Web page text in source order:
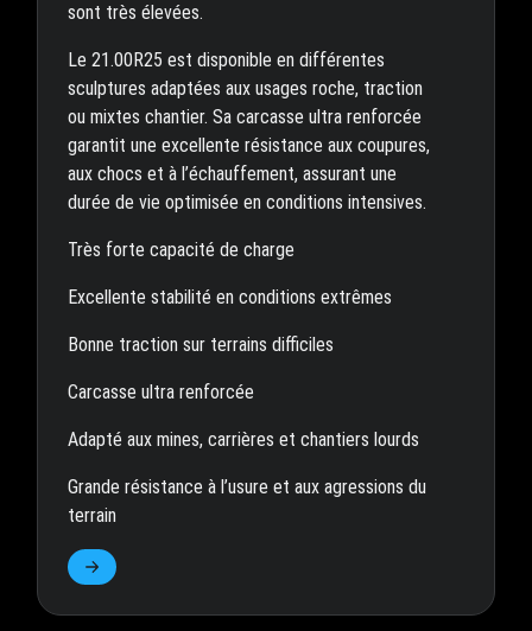
sont très élevées.
Le 21.00R25 est disponible en différentes
sculptures adaptées aux usages roche, traction
ou mixtes chantier. Sa carcasse ultra renforcée
garantit une excellente résistance aux coupures,
aux chocs et à l’échauffement, assurant une
durée de vie optimisée en conditions intensives.
Très forte capacité de charge
Excellente stabilité en conditions extrêmes
Bonne traction sur terrains difficiles
Carcasse ultra renforcée
Adapté aux mines, carrières et chantiers lourds
Grande résistance à l’usure et aux agressions du
terrain